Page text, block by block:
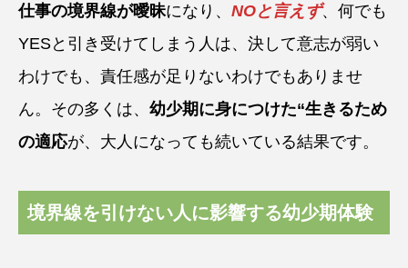
仕事の境界線が曖昧になり、 NOと言えず、何でも
YESと引き受けてしまう人は、決して意志が弱い
わけでも、責任感が足りないわけでもありませ
ん。その多くは、 幼少期に身につけた“生きるため
の適応が、大人になっても続いている結果です。
境界線を引けない人に影響する幼少期体験